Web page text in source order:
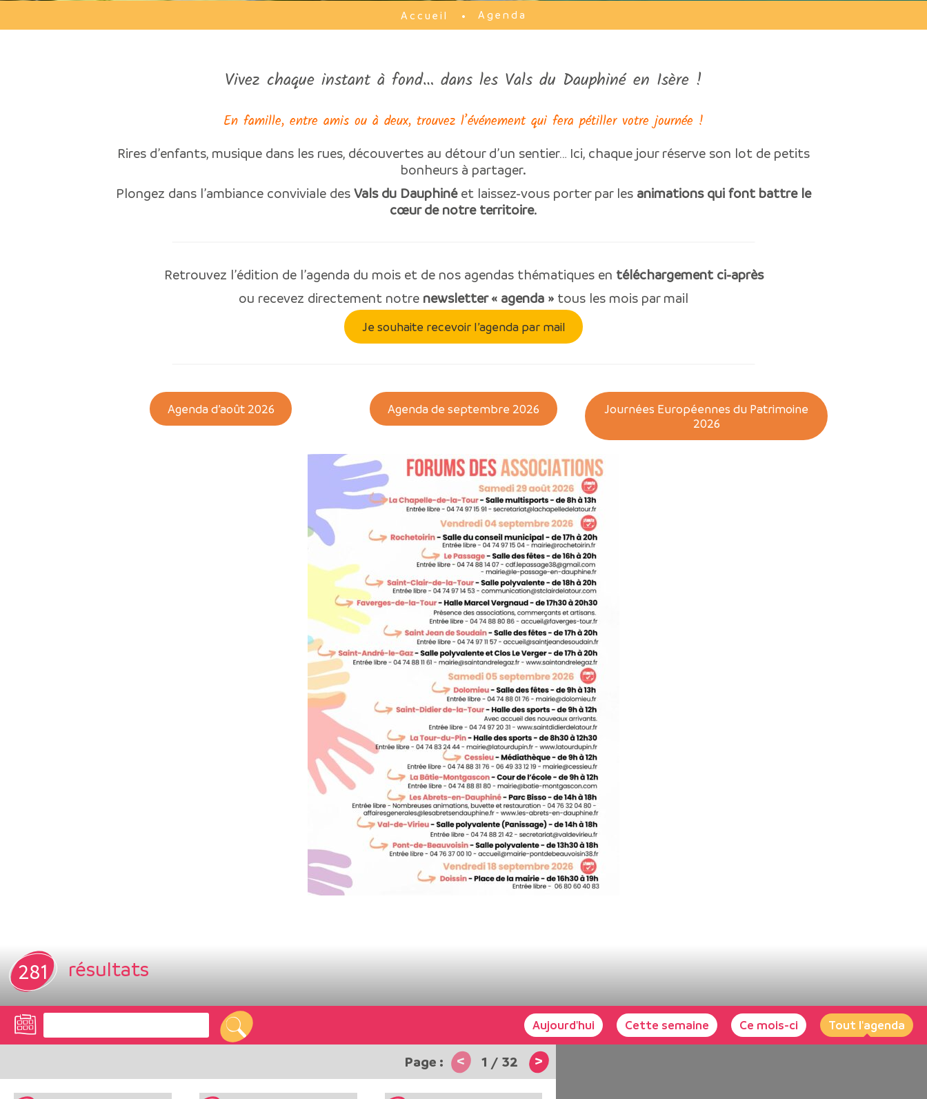
Accueil Agenda
Vivez chaque instant à fond… dans les Vals du Dauphiné en Isère !
En famille, entre amis ou à deux, trouvez l’événement qui fera pétiller votre journée !
Rires d’enfants, musique dans les rues, découvertes au détour d’un sentier… Ici, chaque jour réserve son lot de petits
bonheurs à partager.
Plongez dans l’ambiance conviviale des Vals du Dauphinéet laissez-vous porter par les animations qui font battre le
cœur de notre territoire.
Retrouvez l’édition de l’agenda du mois et de nos agendas thématiques en téléchargement ci-après
ou recevez directement notre newsletter « agenda » tous les mois par mail
Je souhaite recevoir l’agenda par mail
Agenda d’août 2026 Agenda de septembre 2026
Journées Européennes du Patrimoine
2026
281 résultats
Aujourd'hui Cette semaine Ce mois-ci Tout l'agenda
< 1 / 32 >